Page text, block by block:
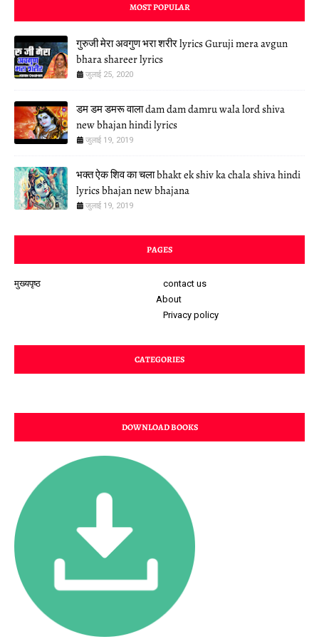
MOST POPULAR
गुरुजी मेरा अवगुण भरा शरीर lyrics Guruji mera avgun
bhara shareer lyrics
जुलाई 25, 2020
डम डम डमरू वाला dam dam damru wala lord shiva
new bhajan hindi lyrics
जुलाई 19, 2019
भक्त ऐक शिव का चला bhakt ek shiv ka chala shiva hindi
lyrics bhajan new bhajana
जुलाई 19, 2019
PAGES
मुख्यपृष्ठ
contact us
About
Privacy policy
CATEGORIES
DOWNLOAD BOOKS